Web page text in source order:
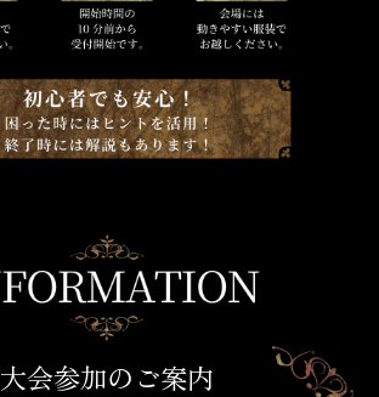
大会参加のご案内